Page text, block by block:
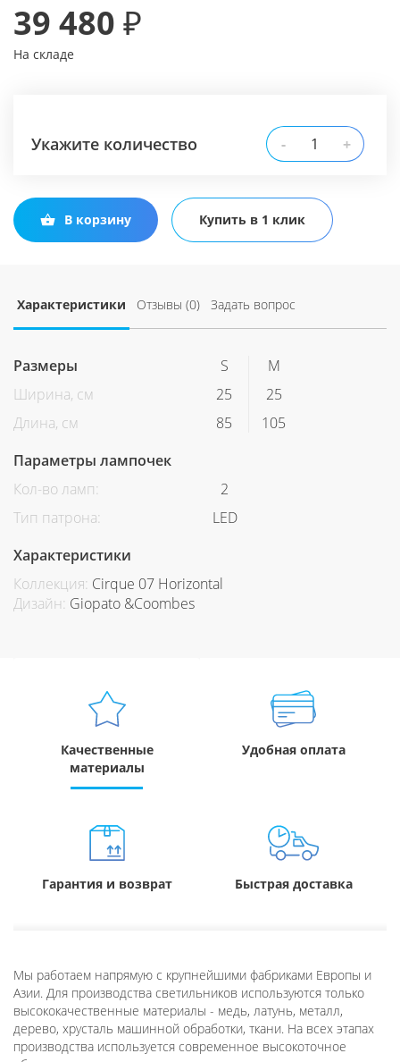
39 480 ₽
На складе
Укажите количество - +
В корзину Купить в 1 клик
Характеристики Отзывы (0) Задать вопрос
Размеры S
M
Ширина, см
25
25
Длина, см
85
105
Параметры лампочек
Кол-во ламп:
2
Тип патрона:
LED
Характеристики
Коллекция: Cirque 07 Horizontal
Дизайн: Giopato &Coombes
Качественные
материалы
Удобная оплата
Гарантия и возврат Быстрая доставка
Мы работаем напрямую с крупнейшими фабриками Европы и
Азии. Для производства светильников используются только
высококачественные материалы - медь, латунь, металл,
дерево, хрусталь машинной обработки, ткани. На всех этапах
производства используется современное высокоточное